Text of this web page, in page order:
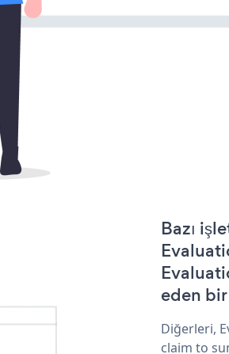
Bazı
eden
Diğerleri,
claim to